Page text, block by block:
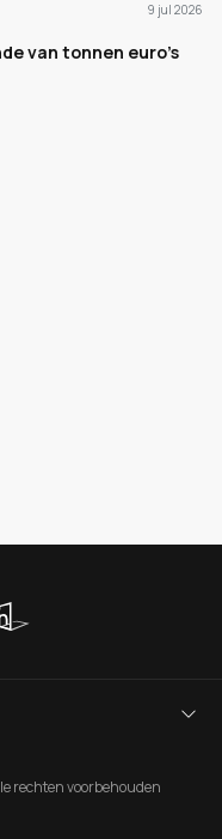
9 jul 2026
van tonnen euro's
rechten voorbehouden